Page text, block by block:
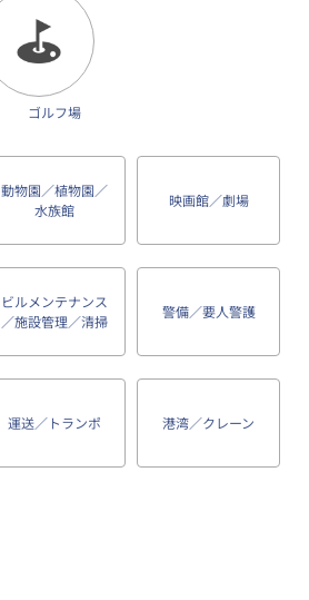
ゴルフ場
動物園／植物園／
水族館
映画館／劇場
ビルメンテナンス
／施設管理／清掃
警備／要人警護
運送／トランポ 港湾／クレーン